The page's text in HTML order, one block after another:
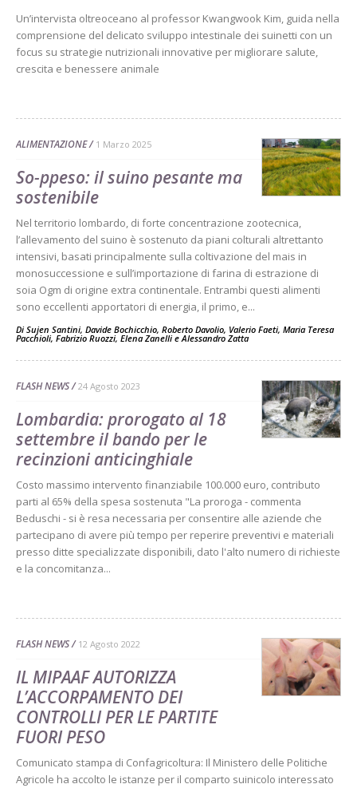
Un’intervista oltreoceano al professor Kwangwook Kim, guida nella
comprensione del delicato sviluppo intestinale dei suinetti con un
focus su strategie nutrizionali innovative per migliorare salute,
crescita e benessere animale
ALIMENTAZIONE 1 Marzo 2025
So-ppeso: il suino pesante ma
sostenibile
Nel territorio lombardo, di forte concentrazione zootecnica,
l’allevamento del suino è sostenuto da piani colturali altrettanto
intensivi, basati principalmente sulla coltivazione del mais in
monosuccessione e sull’importazione di farina di estrazione di
soia Ogm di origine extra continentale. Entrambi questi alimenti
sono eccellenti apportatori di energia, il primo, e...
Di Sujen Santini, Davide Bochicchio, Roberto Davolio, Valerio Faeti, Maria Teresa
Pacchioli, Fabrizio Ruozzi, Elena Zanelli eAlessandro Zatta
FLASH NEWS 24 Agosto 2023
Lombardia: prorogato al 18
settembre il bando per le
recinzioni anticinghiale
Costo massimo intervento finanziabile 100.000 euro, contributo
parti al 65% della spesa sostenuta "La proroga - commenta
Beduschi - si è resa necessaria per consentire alle aziende che
partecipano di avere più tempo per reperire preventivi e materiali
presso ditte specializzate disponibili, dato l'alto numero di richieste
e la concomitanza...
FLASH NEWS 12 Agosto 2022
IL MIPAAF AUTORIZZA
L’ACCORPAMENTO DEI
CONTROLLI PER LE PARTITE
FUORI PESO
Comunicato stampa di Confagricoltura: Il Ministero delle Politiche
Agricole ha accolto le istanze per il comparto suinicolo interessato